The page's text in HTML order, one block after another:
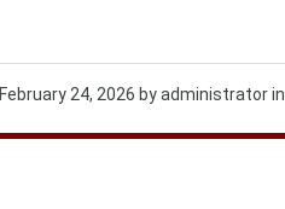
February 24, 2026 by administrator in